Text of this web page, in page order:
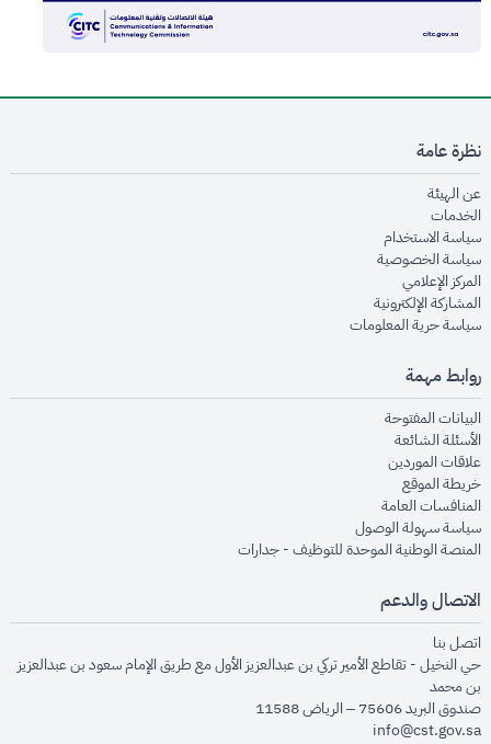
نظرة عامة
عن الهيئةopens in new window
الخدماتopens in new window
سياسة الاستخدام
سياسة الخصوصيةopens in new window
المركز الإعلاميopens in new window
المشاركة الإلكترونيةopens in new window
سياسة حرية المعلوماتopens in new window
روابط مهمة
البيانات المفتوحةopens in new window
الأسئلة الشائعةopens in new window
علاقات الموردينopens in new window
خريطة الموقعopens in new window
المنافسات العامةopens in new window
سياسة سهولة الوصولopens in new window
المنصة الوطنية الموحدة للتوظيف - جداراتopens in new window
الاتصال والدعم
اتصل بنا
حي النخيل - تقاطع الأمير تركي بن عبدالعزيز الأول مع طريق الإمام سعود بن عبدالعزيز
بن محمد
صندوق البريد 75606 – الرياض 11588
info@cst.gov.sa